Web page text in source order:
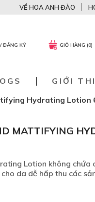
ĐĂNG KÝ GIỎ HÀNG (0)
VỀ HOA ANH ĐÀO
GIỚI
Hydrating Lotion
MATTIFYING
Lotion không chứa
da dễ hấp thu các